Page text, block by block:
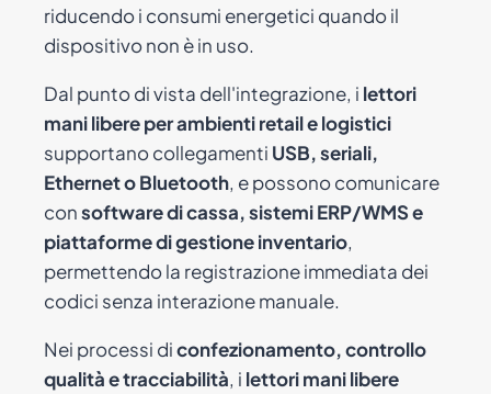
riducendo i consumi energetici quando il
dispositivo non è in uso.
Dal punto di vista dell'integrazione, i lettori
mani libere per ambienti retail e logistici
supportano collegamenti USB, seriali,
Ethernet o Bluetooth, e possono comunicare
consoftware di cassa, sistemi ERP/WMS e
piattaforme di gestione inventario,
permettendo la registrazione immediata dei
codici senza interazione manuale.
Nei processi diconfezionamento, controllo
qualità e tracciabilità, i lettori mani libere